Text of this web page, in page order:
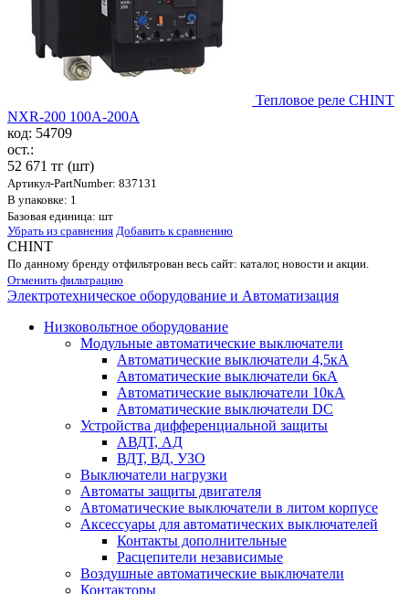
Тепловое реле CHINT
NXR-200 100A-200A
код: 54709
ост.:
52 671 тг (шт)
Артикул-PartNumber: 837131
В упаковке: 1
Базовая единица: шт
Убрать из сравнения Добавить к сравнению
CHINT
По данному бренду отфильтрован весь сайт: каталог, новости и акции.
Отменить фильтрацию
Электротехническое оборудование и Автоматизация
Низковольтное оборудование
Модульные автоматические выключатели
Автоматические выключатели 4,5кА
Автоматические выключатели 6кА
Автоматические выключатели 10кА
Автоматические выключатели DC
Устройства дифференциальной защиты
АВДТ, АД
ВДТ, ВД, УЗО
Выключатели нагрузки
Автоматы защиты двигателя
Автоматические выключатели в литом корпусе
Аксессуары для автоматических выключателей
Контакты дополнительные
Расцепители независимые
Воздушные автоматические выключатели
Контакторы